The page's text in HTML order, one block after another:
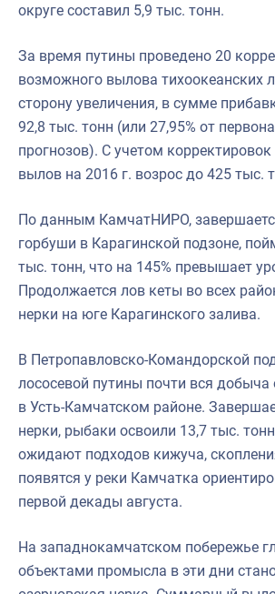
округе составил 5,9 тыс. тонн.
За время путины проведено 20
возможного вылова тихоокеанских
сторону увеличения, в сумме
92,8 тыс. тонн (или 27,95% от
прогнозов). С учетом
вылов на 2016 г. возрос до 425 тыс.
По данным КамчатНИРО,
горбуши в Карагинской подзоне,
тыс. тонн, что на 145% превышает
Продолжается лов кеты во всех
нерки на юге Карагинского залива.
В Петропавловско-Командорской
лососевой путины почти вся добыча
в Усть-Камчатском районе.
нерки, рыбаки освоили 13,7 тыс.
ожидают подходов кижуча,
появятся у реки Камчатка
первой декады августа.
На западнокамчатском побережье
объектами промысла в эти дни